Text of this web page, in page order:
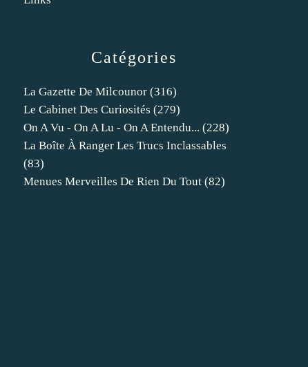
Catégories
La Gazette De Milcounor (316)
Le Cabinet Des Curiosités (279)
On A Vu - On A Lu - On A Entendu... (228)
La Boîte À Ranger Les Trucs Inclassables
(83)
Menues Merveilles De Rien Du Tout (82)